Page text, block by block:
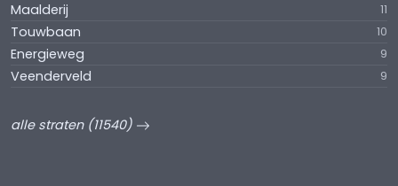
Maalderij 11
Touwbaan 10
Energieweg 9
Veenderveld 9
alle straten (11540)